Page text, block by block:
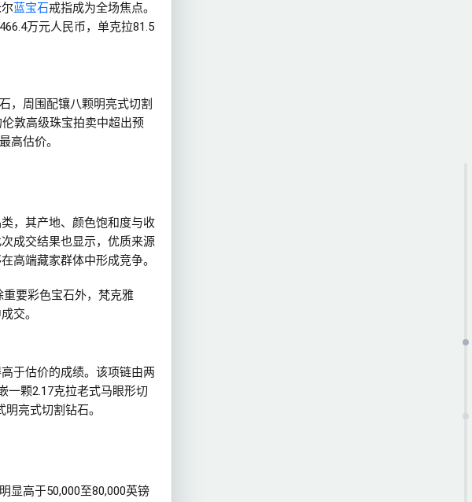
蓝宝石戒指成为全场焦点。
万元人民币，单克拉81.5
，周围配镶八颗明亮式切割
敦高级珠宝拍卖中超出预
高估价。
，其产地、颜色饱和度与收
成交结果也显示，优质来源
高端藏家群体中形成竞争。
要彩色宝石外，梵克雅
交。
于估价的成绩。该项链由两
一颗2.17克拉老式马眼形切
亮式切割钻石。
显高于50,000至80,000英镑